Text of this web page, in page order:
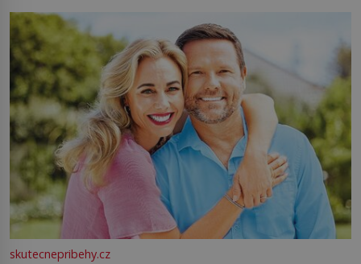
můžete obohatit své rituály a přinést do svého života
větší harmonii a klid. Je důležité
skutecnepribehy.cz